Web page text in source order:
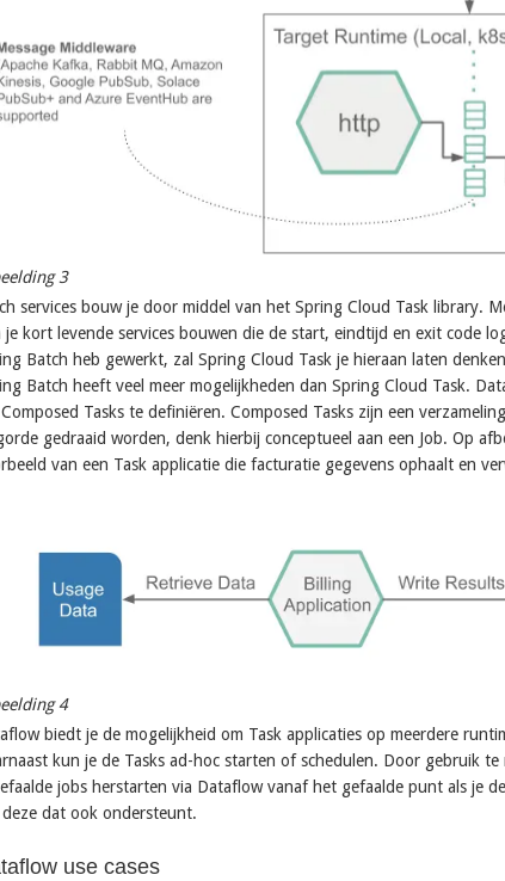
3
services bouw je door middel van het Spring Cloud Task library.
je kort levende services bouwen die de start, eindtijd en exit code
Batch heb gewerkt, zal Spring Cloud Task je hieraan laten
Batch heeft veel meer mogelijkheden dan Spring Cloud Task.
Tasks te definiëren. Composed Tasks zijn een
gedraaid worden, denk hierbij conceptueel aan een Job. Op
van een Task applicatie die facturatie gegevens ophaalt en
4
biedt je de mogelijkheid om Task applicaties op meerdere
kun je de Tasks ad-hoc starten of schedulen. Door gebruik
jobs herstarten via Dataflow vanaf het gefaalde punt als je
dat ook ondersteunt.
use cases